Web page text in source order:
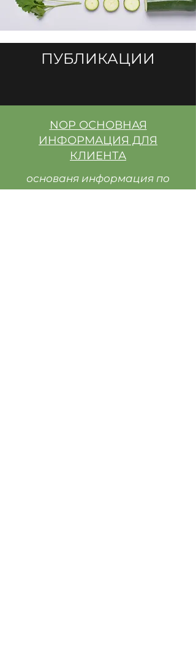
ПУБЛИКАЦИИ
NOP ОСНОВНАЯ
ИНФОРМАЦИЯ ДЛЯ
КЛИЕНТА
основаня информация по